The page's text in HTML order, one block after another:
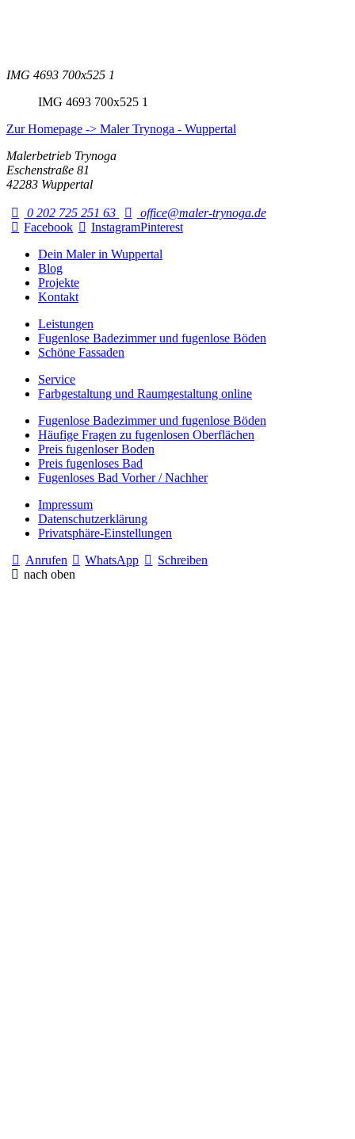
IMG 4693 700x525 1
IMG 4693 700x525 1
Zur Homepage -> Maler Trynoga - Wuppertal
Malerbetrieb Trynoga
Eschenstraße 81
42283 Wuppertal
0 202 725 251 63
office@maler-trynoga.de
Facebook
InstagramPinterest
Dein Maler in Wuppertal
Blog
Projekte
Kontakt
Leistungen
Fugenlose Badezimmer und fugenlose Böden
Schöne Fassaden
Service
Farbgestaltung und Raumgestaltung online
Fugenlose Badezimmer und fugenlose Böden
Häufige Fragen zu fugenlosen Oberflächen
Preis fugenloser Boden
Preis fugenloses Bad
Fugenloses Bad Vorher / Nachher
Impressum
Datenschutzerklärung
Privatsphäre-Einstellungen
Anrufen
WhatsApp
Schreiben
nach oben